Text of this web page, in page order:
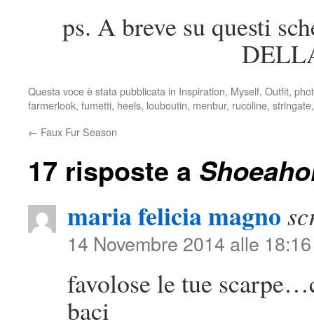
ps. A breve su questi
Questa voce è stata pubblicata in Inspiration, Myself, Outfit,
farmerlook, fumetti, heels, louboutin, menbur, rucoline, stringate
← Faux Fur Season
17 risposte a
maria felicia magno
14 Novembre 2014 alle 18:16
favolose le tue
baci